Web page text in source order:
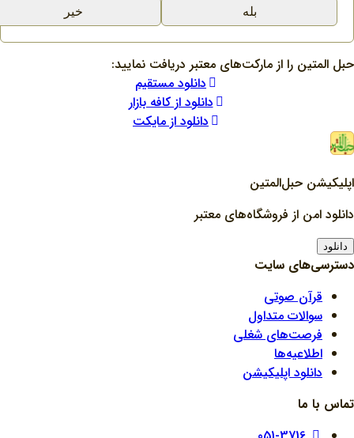
بله خیر
حبل المتین را از مارکت‌های معتبر دریافت نمایید:
دانلود مستقیم
دانلود از کافه بازار
دانلود از مایکت
اپلیکیشن حبل‌المتین
دانلود امن از فروشگاه‌های معتبر
دانلود
دسترسی‌های سایت
قرآن صوتی
سوالات متداول
فرصت‌های شغلی
اطلاعیه‌ها
دانلود اپلیکیشن
تماس با ما